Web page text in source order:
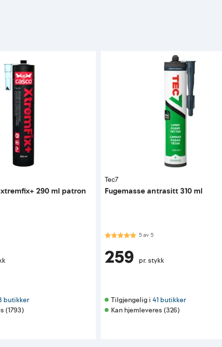
290 ml patron
mulige
butikker
(1793)
Tec7
Fugemasse antrasitt 310 ml
Karakter:5.0 av 5 mulige
5av5
259 pr. stykk
Tilgjengelig i 41 butikker
Kan hjemleveres (326)